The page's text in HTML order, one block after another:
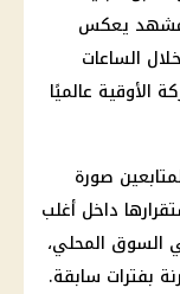
مشهد يعكس
الساعات
الأوقية عالميًا
صورة
داخل أغلب
السوق المحلي،
بفترات سابقة.